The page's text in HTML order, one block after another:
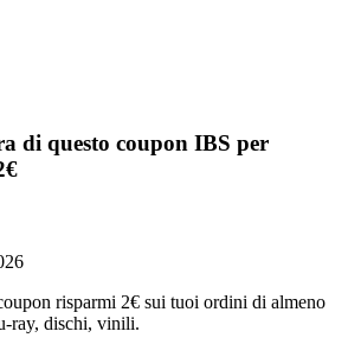
di questo coupon IBS per
risparmi 2€ sui tuoi ordini di almeno
ray, dischi, vinili.